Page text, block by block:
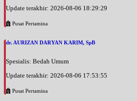
Update terakhir: 2026-08-06 18:29:29
Pusat Pertamina
dr. AURIZAN DARYAN KARIM, SpB
Spesialis: Bedah Umum
Update terakhir: 2026-08-06 17:53:55
Pusat Pertamina